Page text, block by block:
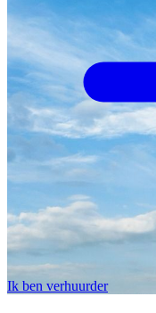
Ik ben verhuurder